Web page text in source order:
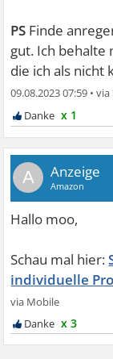
PS Finde
gut. Ich behalte
die ich als nicht
09.08.2023 07:59 •
x 1
A
individuelle
x 3